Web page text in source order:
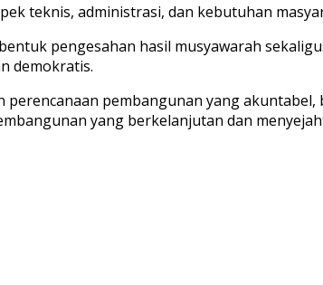
teknis, administrasi, dan kebutuhan
pengesahan hasil musyawarah
demokratis.
pembangunan yang akuntabel,
yang berkelanjutan dan